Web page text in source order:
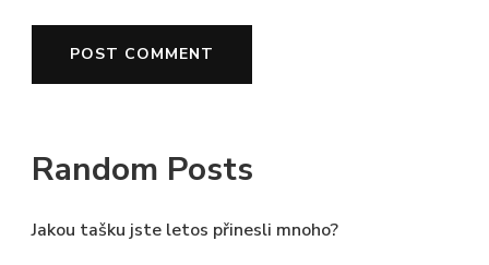
Random Posts
Jakou tašku jste letos přinesli mnoho?